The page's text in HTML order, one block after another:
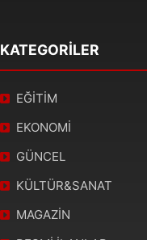
KATEGORİLER
EĞİTİM
EKONOMİ
GÜNCEL
KÜLTÜR&SANAT
MAGAZİN